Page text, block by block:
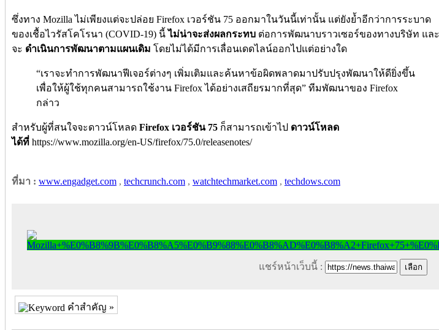
ซึ่งทาง Mozilla ไม่เพียงแต่จะปล่อย Firefox เวอร์ชัน 75 ออกมาในวันนี้เท่านั้น แต่ยังย้ำอีกว่าการระบาด
ของเชื้อไวรัสโคโรนา (COVID-19) นี้ไม่น่าจะส่งผลกระทบ ต่อการพัฒนาบราวเซอร์ของทางบริษัท และ
จะ ดำเนินการพัฒนาตามแผนเดิม โดยไม่ได้มีการเลื่อนเดดไลน์ออกไปแต่อย่างใด
“เราจะทำการพัฒนาฟีเจอร์ต่างๆ เพิ่มเติมและค้นหาข้อผิดพลาดมาปรับปรุงพัฒนาให้ดียิ่งขึ้น
เพื่อให้ผู้ใช้ทุกคนสามารถใช้งาน Firefox ได้อย่างเสถียรมากที่สุด” ทีมพัฒนาของ Firefox
กล่าว
สำหรับผู้ที่สนใจจะดาวน์โหลด Firefox เวอร์ชัน 75 ก็สามารถเข้าไป ดาวน์โหลด
ได้ที่ https://www.mozilla.org/en-US/firefox/75.0/releasenotes/
ที่มา : www.engadget.com , techcrunch.com , watchtechmarket.com , techdows.com
แชร์หน้าเว็บนี้ :
คำสำคัญ »